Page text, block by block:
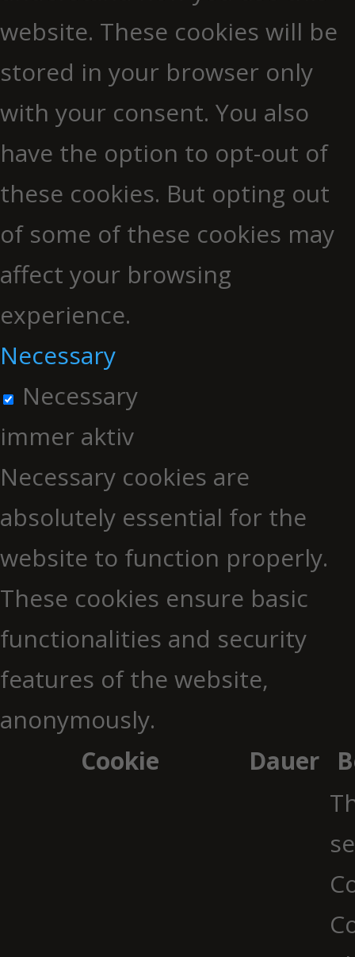
website. These cookies will be
stored in your browser only
with your consent. You also
have the option to opt-out of
these cookies. But opting out
of some of these cookies may
affect your browsing
experience.
Necessary
Necessary
immer aktiv
Necessary cookies are
absolutely essential for the
website to function properly.
These cookies ensure basic
functionalities and security
features of the website,
anonymously.
Cookie
Dauer